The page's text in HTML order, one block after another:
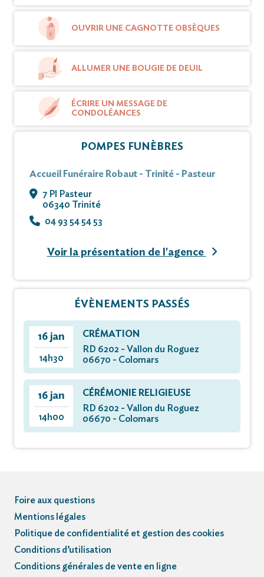
OUVRIR UNE CAGNOTTE OBSÈQUES
ALLUMER UNE BOUGIE DE DEUIL
ÉCRIRE UN MESSAGE DE
CONDOLÉANCES
POMPES FUNÈBRES
Accueil Funéraire Robaut - Trinité - Pasteur
7 Pl Pasteur
06340 Trinité
04 93 54 54 53
Voir la présentation de l'agence
ÉVÈNEMENTS PASSÉS
16 jan
14h30
CRÉMATION
RD 6202 - Vallon du Roguez
06670 - Colomars
16 jan
14h00
CÉRÉMONIE RELIGIEUSE
RD 6202 - Vallon du Roguez
06670 - Colomars
Foire aux questions
Mentions légales
Politique de confidentialité et gestion des cookies
Conditions d’utilisation
Conditions générales de vente en ligne